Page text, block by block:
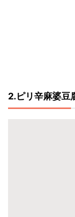
2.ピリ辛麻婆豆